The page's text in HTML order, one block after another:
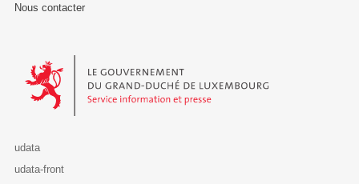
Nous contacter
Le Gouvernement du Grand-Duché de Luxembourg - Service
udata
udata-front